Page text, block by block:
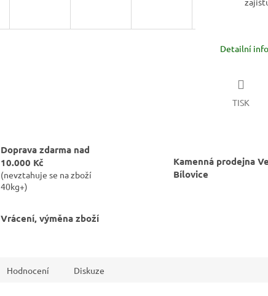
Detailní
TISK
Doprava zdarma nad
10.000 Kč
(nevztahuje se na zboží
40kg+)
Kamenná prodejna
Bílovice
Vrácení, výměna zboží
Hodnocení Diskuze